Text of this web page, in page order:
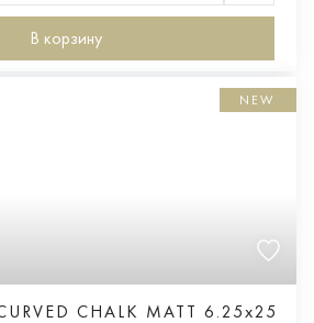
В корзину
NEW
CHALK MATT 6.25x25